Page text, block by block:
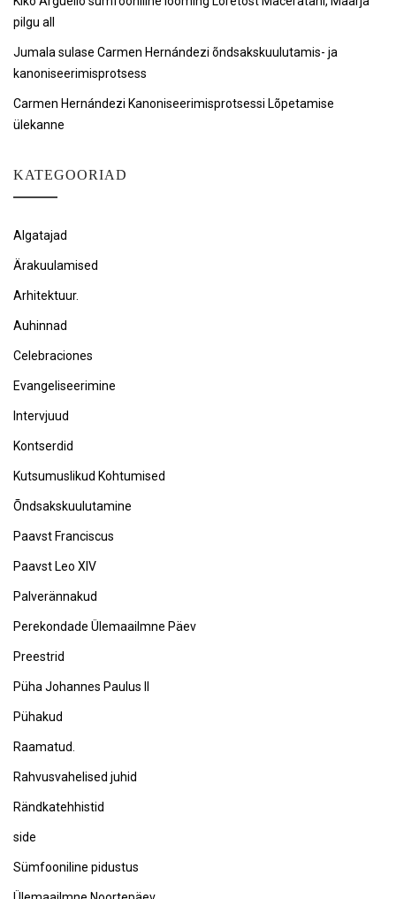
pilgu all
Jumala sulase Carmen Hernándezi õndsakskuulutamis- ja
kanoniseerimisprotsess
Carmen Hernándezi Kanoniseerimisprotsessi Lõpetamise
ülekanne
KATEGOORIAD
Algatajad
Ärakuulamised
Arhitektuur.
Auhinnad
Celebraciones
Evangeliseerimine
Intervjuud
Kontserdid
Kutsumuslikud Kohtumised
Õndsakskuulutamine
Paavst Franciscus
Paavst Leo XIV
Palverännakud
Perekondade Ülemaailmne Päev
Preestrid
Püha Johannes Paulus II
Pühakud
Raamatud.
Rahvusvahelised juhid
Rändkatehhistid
side
Sümfooniline pidustus